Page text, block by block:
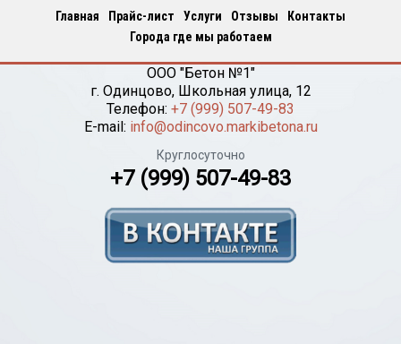
Главная Прайс-лист Услуги Отзывы
Контакты
Города где мы работаем
ООО "Бетон №1"
г. Одинцово, Школьная улица, 12
Телефон: +7 (999) 507-49-83
E-mail: info@odincovo.markibetona.ru
Круглосуточно
+7 (999) 507-49-83